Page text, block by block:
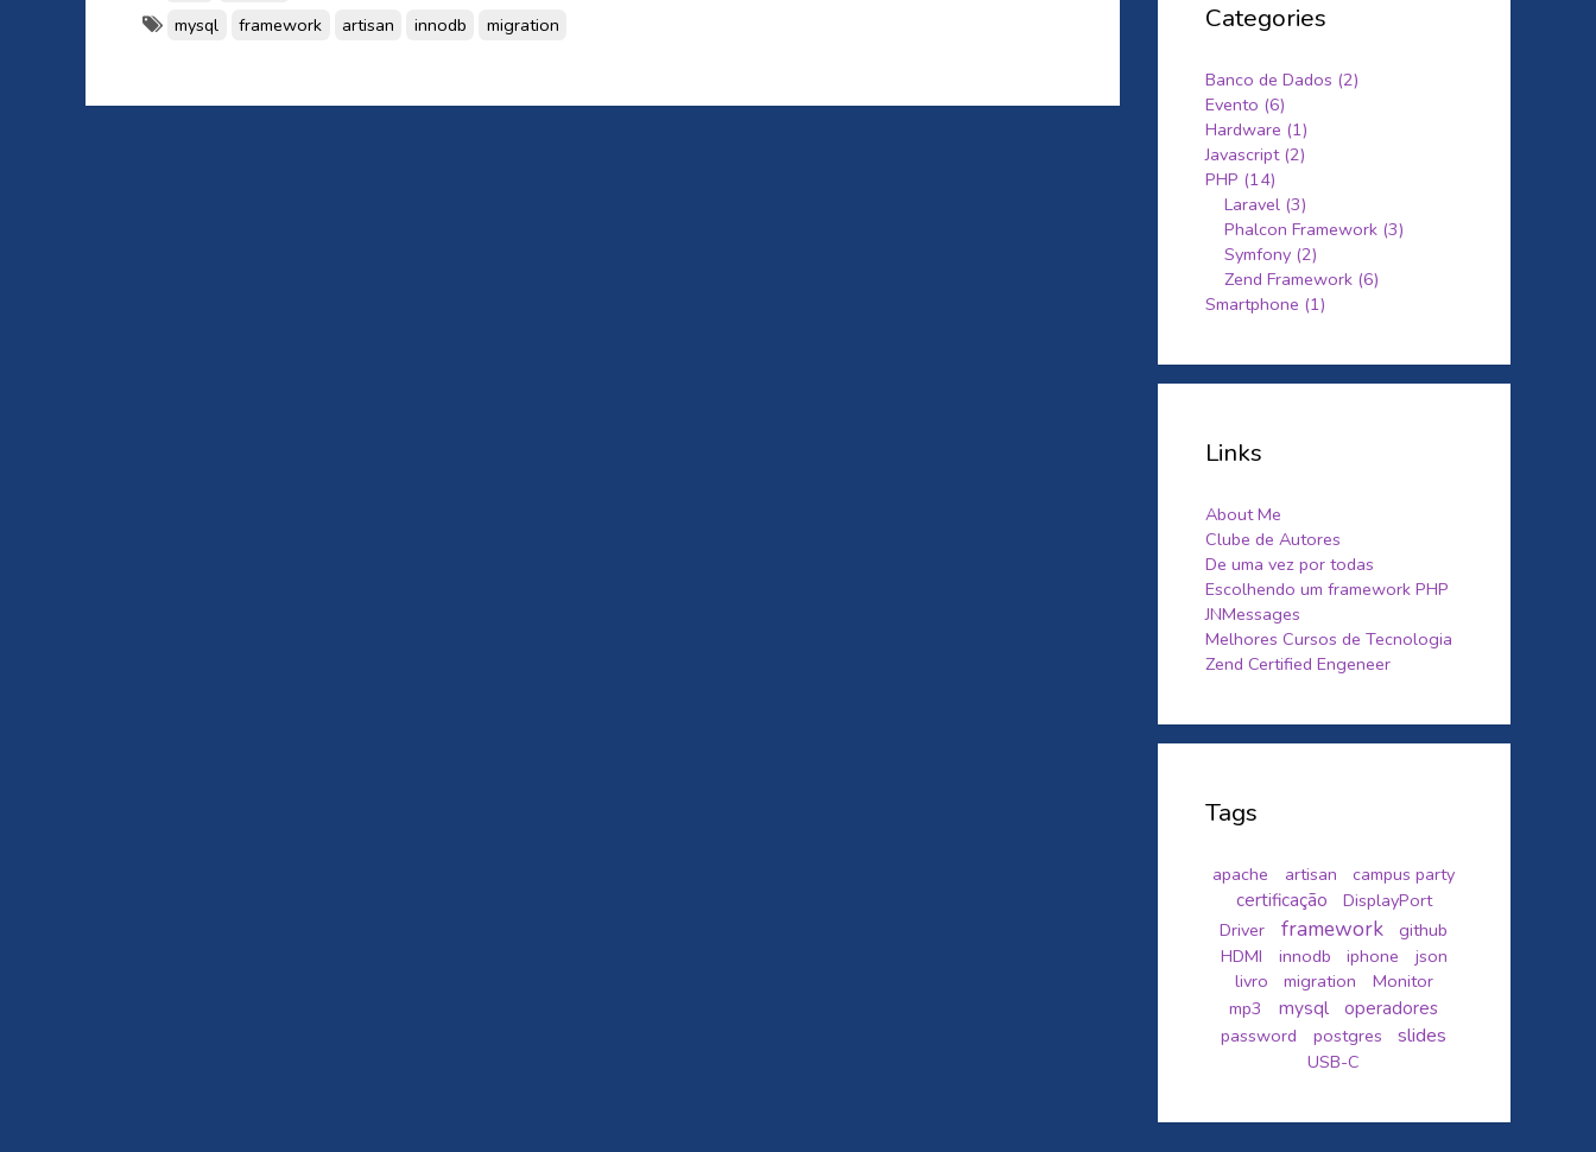
mysql
framework artisan innodb migration Categories
Banco de Dados (2)
Evento (6)
Hardware (1)
Javascript (2)
PHP (14)
Laravel (3)
Phalcon Framework (3)
Symfony (2)
Zend Framework (6)
Smartphone (1)
Links
About Me
Clube de Autores
De uma vez por todas
Escolhendo um framework PHP
JNMessages
Melhores Cursos de Tecnologia
Zend Certified Engeneer
Tags
apache artisan
campus party
certificação
DisplayPort
Driver
framework
github
HDMI
innodb iphone
json
livro
migration
Monitor
mp3
mysql
operadores
password
postgres slides
USB-C